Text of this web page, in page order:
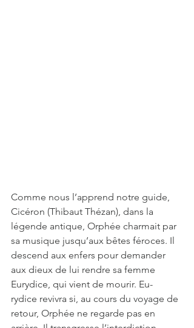
Comme nous l’apprend notre guide,
Cicéron (Thibaut Thézan), dans la
légende antique, Orphée charmait par
sa musique jusqu’aux bêtes féroces. Il
descend aux enfers pour demander
aux dieux de lui rendre sa femme
Eurydice, qui vient de mourir. Eu-
rydice revivra si, au cours du voyage de
retour, Orphée ne regarde pas en